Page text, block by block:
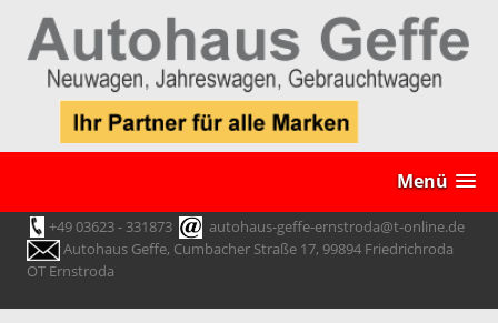
Menü
+49 03623 - 331873
autohaus-geffe-ernstroda@t-online.de
Autohaus Geffe, Cumbacher Straße 17, 99894 Friedrichroda
OT Ernstroda